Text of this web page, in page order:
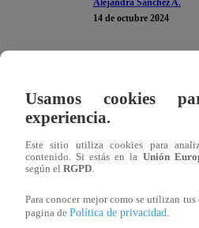
Alejandra Sanchez A.
14 de octubre 2024
participante de esta noche.
años.
El periodista deportivo fue el
cancha y la señorita era
Usamos cookies
experiencia.
Este sitio utiliza cookies para
contenido. Si estás en la Unión
según el RGPD.
Para conocer mejor como se utilizan
pagina de Política de privacidad.